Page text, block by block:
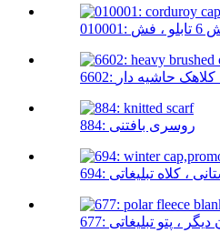
، کلاهک حاشیه دار
884: روسری بافتنی
، کلاه تبلیغاتی
دیگر ، پتو تبلیغاتی